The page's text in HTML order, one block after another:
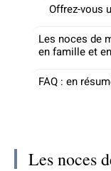
Offrez-vous
Les noces de
en famille et
FAQ : en
Les noces